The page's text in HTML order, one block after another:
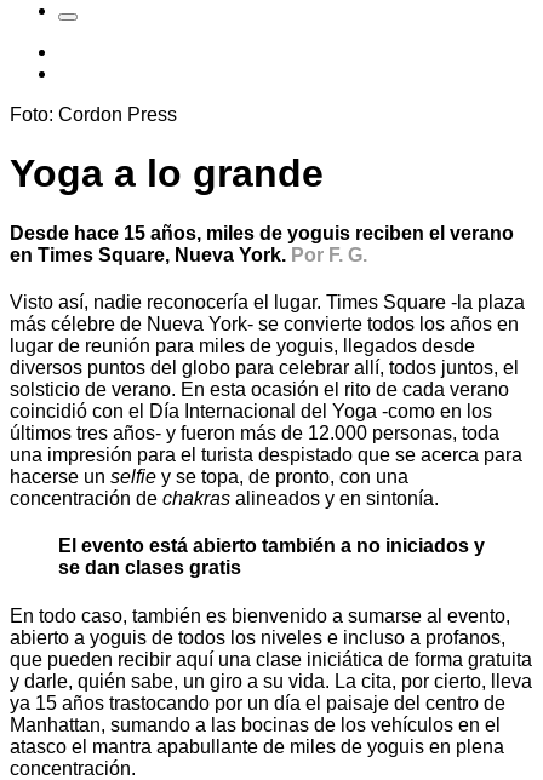
Foto: Cordon Press
Yoga a lo grande
Desde hace 15 años, miles de yoguis reciben el verano
en Times Square, Nueva York. Por F. G.
Visto así, nadie reconocería el lugar. Times Square -la plaza
más célebre de Nueva York- se convierte todos los años en
lugar de reunión para miles de yoguis, llegados desde
diversos puntos del globo para celebrar allí, todos juntos, el
solsticio de verano. En esta ocasión el rito de cada verano
coincidió con el Día Internacional del Yoga -como en los
últimos tres años- y fueron más de 12.000 personas, toda
una impresión para el turista despistado que se acerca para
hacerse un selfie y se topa, de pronto, con una
concentración de chakras alineados y en sintonía.
El evento está abierto también a no iniciados y
se dan clases gratis
En todo caso, también es bienvenido a sumarse al evento,
abierto a yoguis de todos los niveles e incluso a profanos,
que pueden recibir aquí una clase iniciática de forma gratuita
y darle, quién sabe, un giro a su vida. La cita, por cierto, lleva
ya 15 años trastocando por un día el paisaje del centro de
Manhattan, sumando a las bocinas de los vehículos en el
atasco el mantra apabullante de miles de yoguis en plena
concentración.